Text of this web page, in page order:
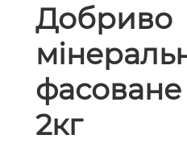
Добриво
фасоване
2кг